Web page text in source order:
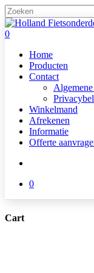
Skip
to
main
Close
Search
search
0
Home
Producten
Contact
Winkelmand
Afrekenen
Informatie
Offerte
0
Cart